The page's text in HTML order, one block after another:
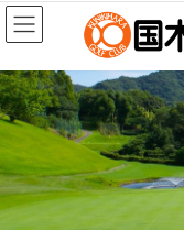
コ
ン
ン
ツ
へ
キ
ッ
プ
ナ
ビ
ー
シ
ョ
に
移
動